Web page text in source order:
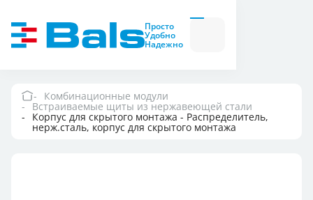
Просто
Удобно
Надежно
Вилки
и
розетки
модули
Вилки и розетки
Компания
Комбинационные модули
Встраиваемые щиты из нержавеющей стали
Корпус для скрытого монтажа - Распределитель,
нерж.сталь, корпус для скрытого монтажа